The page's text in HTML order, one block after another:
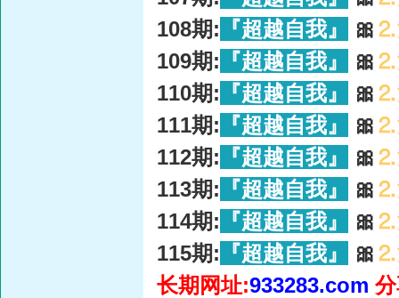
108期: 『超越自我』 🎀 ⒉
109期: 『超越自我』 🎀 ⒉
110期: 『超越自我』 🎀 ⒉
111期: 『超越自我』 🎀 ⒉
112期: 『超越自我』 🎀 ⒉
113期: 『超越自我』 🎀 ⒉
114期: 『超越自我』 🎀 ⒉
115期: 『超越自我』 🎀 ⒉
长期网址:933283.com